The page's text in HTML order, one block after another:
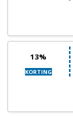
13%
KORTING